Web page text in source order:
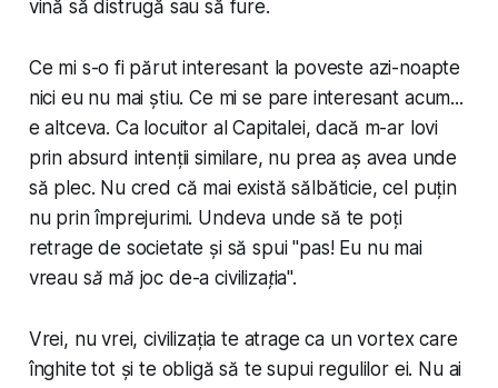
vină să distrugă sau să fure.
Ce mi s-o fi părut interesant la poveste azi-noapte
nici eu nu mai știu. Ce mi se pare interesant acum...
e altceva. Ca locuitor al Capitalei, dacă m-ar lovi
prin absurd intenții similare, nu prea aș avea unde
să plec. Nu cred că mai există sălbăticie, cel puțin
nu prin împrejurimi. Undeva unde să te poți
retrage de societate și să spui "pas! Eu nu mai
vreau să mă joc de-a civilizația".
Vrei, nu vrei, civilizația te atrage ca un vortex care
înghite tot și te obligă să te supui regulilor ei. Nu ai